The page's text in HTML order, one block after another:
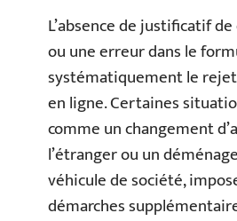
L’absence de justificatif
ou une erreur dans le
systématiquement le
en ligne. Certaines
comme un changement
l’étranger ou un
véhicule de société,
démarches